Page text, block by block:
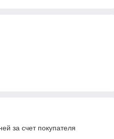
за счет покупателя